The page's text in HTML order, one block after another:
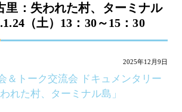
里：失われた村、ターミナル
（土）13：30～15：30
2025年12月9日
＆トーク交流会 ドキュメンタリー
れた村、ターミナル島」